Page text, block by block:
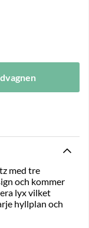
med tre
och kommer
lyx vilket
hyllplan och